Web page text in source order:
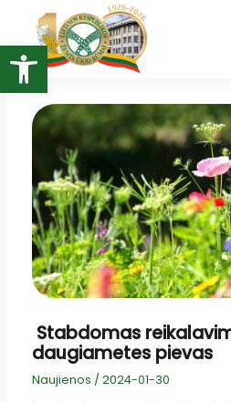
Open toolbar
turinio
Stabdomas
daugiametes pievas
Naujienos / 2024-01-30